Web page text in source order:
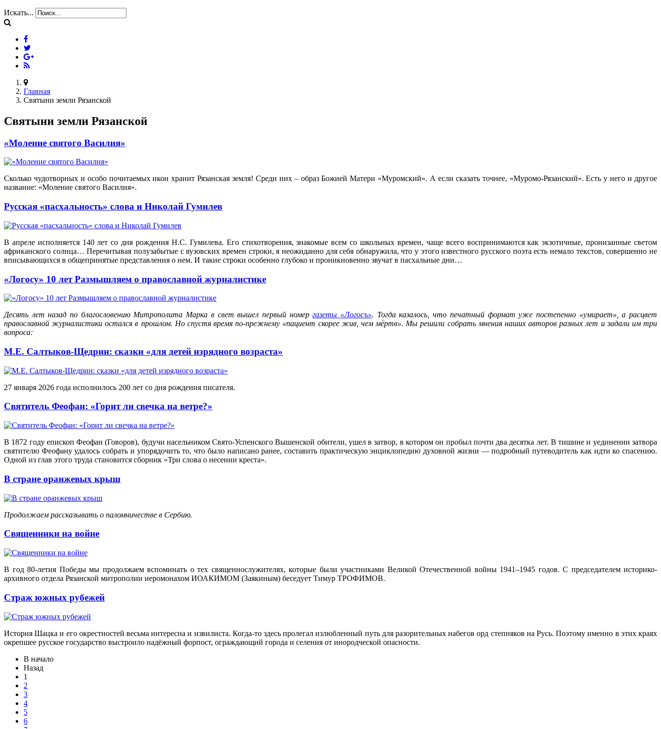
Искать...
Главная
Святыни земли Рязанской
Святыни земли Рязанской
«Моление святого Василия»
Сколько чудотворных и особо почитаемых икон хранит Рязанская земля! Среди них – образ Божией Матери «Муромский». А если сказать точнее, «Муромо-Рязанский». Есть у него и другое
название: «Моление святого Василия».
Русская «пасхальность» слова и Николай Гумилев
В апреле исполняется 140 лет со дня рождения Н.С. Гумилева. Его стихотворения, знакомые всем со школьных времен, чаще всего воспринимаются как экзотичные, пронизанные светом
африканского солнца… Перечитывая полузабытые с вузовских времен строки, я неожиданно для себя обнаружила, что у этого известного русского поэта есть немало текстов, совершенно не
вписывающихся в общепринятые представления о нем. И такие строки особенно глубоко и проникновенно звучат в пасхальные дни…
«Логосу» 10 лет Размышляем о православной журналистике
Десять лет назад по благословению Митрополита Марка в свет вышел первый номергазеты «Логосъ». Тогда казалось, что печатный формат уже постепенно «умирает», а расцвет
православной журналистики остался в прошлом. Но спустя время по-прежнему «пациент скорее жив, чем мёртв». Мы решили собрать мнения наших авторов разных лет и задали им три
вопроса:
М.Е. Салтыков-Щедрин: сказки «для детей изрядного возраста»
27 января 2026 года исполнилось 200 лет со дня рождения писателя.
Святитель Феофан: «Горит ли свечка на ветре?»
В 1872 году епископ Феофан (Говоров), будучи насельником Свято-Успенского Вышенской обители, ушел в затвор, в котором он пробыл почти два десятка лет. В тишине и уединении затвора
святителю Феофану удалось собрать и упорядочить то, что было написано ранее, составить практическую энциклопедию духовной жизни — подробный путеводитель как идти ко спасению.
Одной из глав этого труда становится сборник «Три слова о несении креста».
В стране оранжевых крыш
Продолжаем рассказывать о паломничестве в Сербию.
Священники на войне
В год 80-летия Победы мы продолжаем вспоминать о тех священнослужителях, которые были участниками Великой Отечественной войны 1941–1945 годов. С председателем историко-
архивного отдела Рязанской митрополии иеромонахом ИОАКИМОМ (Заякиным) беседует Тимур ТРОФИМОВ.
Страж южных рубежей
История Шацка и его окрестностей весьма интересна и извилиста. Когда-то здесь пролегал излюбленный путь для разорительных набегов орд степняков на Русь. Поэтому именно в этих краях
окрепшее русское государство выстроило надёжный форпост, ограждающий города и селения от инородческой опасности.
В начало
Назад
1
2
3
4
5
6